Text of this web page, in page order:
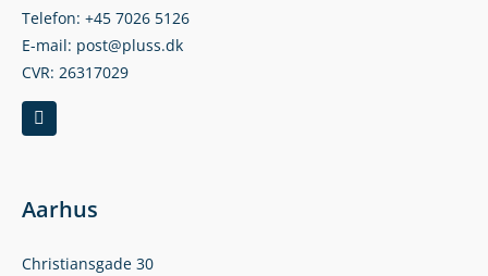
Telefon: +45 7026 5126
E-mail: post@pluss.dk
CVR: 26317029
Aarhus
Christiansgade 30